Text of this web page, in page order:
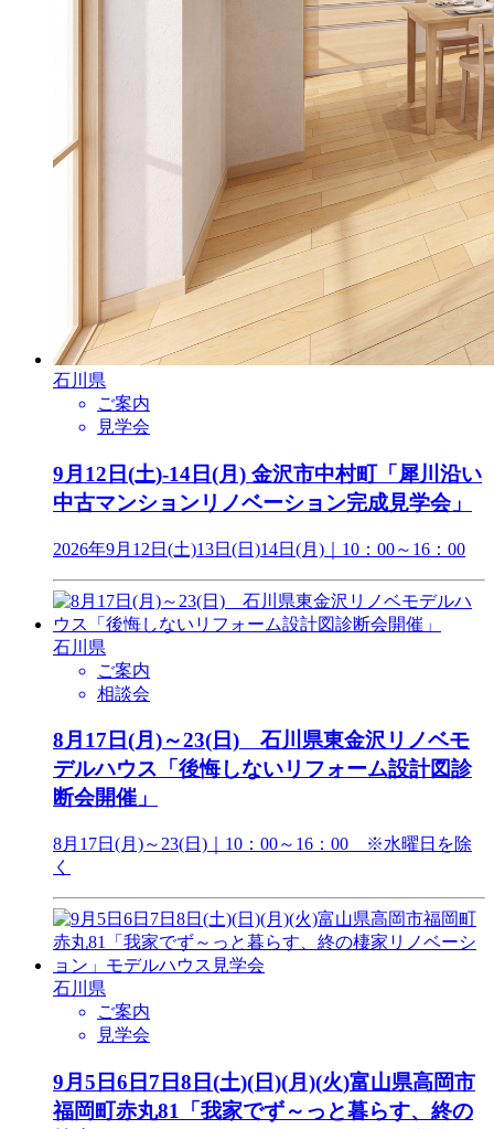
石川県
ご案内
見学会
9月12日(土)-14日(月) 金沢市中村町「犀川沿い
中古マンションリノベーション完成見学会」
2026年9月12日(土)13日(日)14日(月)｜10：00～16：00
石川県
ご案内
相談会
8月17日(月)～23(日) 石川県東金沢リノベモ
デルハウス「後悔しないリフォーム設計図診
断会開催」
8月17日(月)～23(日)｜10：00～16：00 ※水曜日を除
く
石川県
ご案内
見学会
9月5日6日7日8日(土)(日)(月)(火)富山県高岡市
福岡町赤丸81「我家でず～っと暮らす、終の